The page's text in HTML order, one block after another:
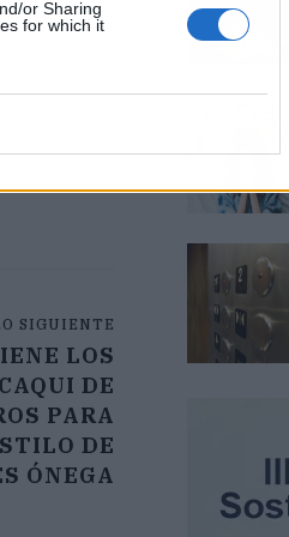
or Sharing
for which it
SIGUIENTE
LOS
DE
PARA
DE
ÓNEGA